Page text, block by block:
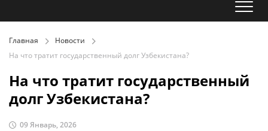
Главная
Новости
На что тратит государственный долг Узбекистана?
На что тратит государственный
долг Узбекистана?
09 Январь, 2026